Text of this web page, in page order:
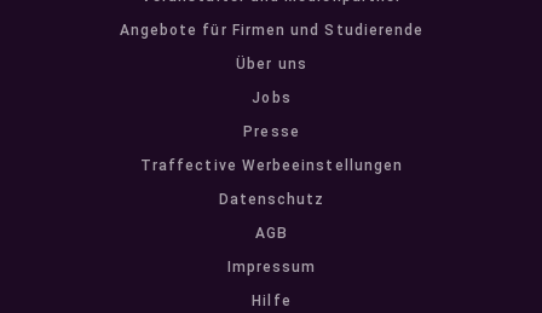
Angebote für Firmen und Studierende
Über uns
Jobs
Presse
Traffective Werbeeinstellungen
Datenschutz
AGB
Impressum
Hilfe